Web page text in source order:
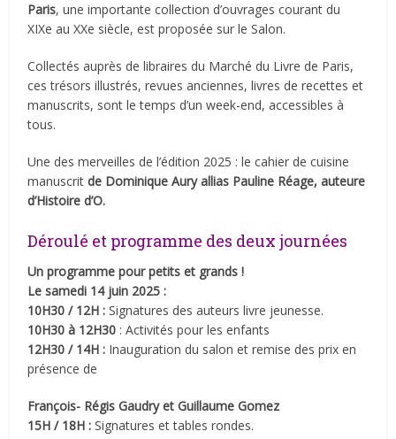
Paris, une importante collection d’ouvrages courant du
XIXe au XXe siècle, est proposée sur le Salon.
Collectés auprès de libraires du Marché du Livre de Paris,
ces trésors illustrés, revues anciennes, livres de recettes et
manuscrits, sont le temps d’un week-end, accessibles à
tous.
Une des merveilles de l’édition 2025 : le cahier de cuisine
manuscrit de Dominique Aury allias Pauline Réage, auteure
d’Histoire d’O.
Déroulé et programme des deux journées
Un programme pour petits et grands !
Le samedi 14 juin 2025 :
10H30 / 12H :Signatures des auteurs livre jeunesse.
10H30 à 12H30 : Activités pour les enfants
12H30 / 14H : Inauguration du salon et remise des prix en
présence de
François- Régis Gaudry et Guillaume Gomez
15H / 18H :Signatures et tables rondes.